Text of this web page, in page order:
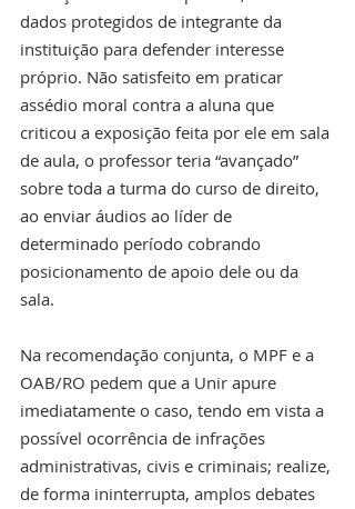
dados protegidos de integrante da
instituição para defender interesse
próprio. Não satisfeito em praticar
assédio moral contra a aluna que
criticou a exposição feita por ele em sala
de aula, o professor teria “avançado”
sobre toda a turma do curso de direito,
ao enviar áudios ao líder de
determinado período cobrando
posicionamento de apoio dele ou da
sala.
Na recomendação conjunta, o MPF e a
OAB/RO pedem que a Unir apure
imediatamente o caso, tendo em vista a
possível ocorrência de infrações
administrativas, civis e criminais; realize,
de forma ininterrupta, amplos debates